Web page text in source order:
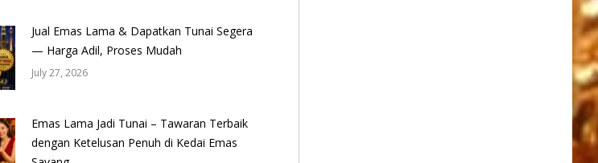
Jual Emas Lama & Dapatkan Tunai Segera
— Harga Adil, Proses Mudah
July 27, 2026
Emas Lama Jadi Tunai – Tawaran Terbaik
dengan Ketelusan Penuh di Kedai Emas